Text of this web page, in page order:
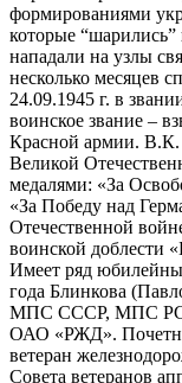
формированиями
которые
нападали на узлы
несколько месяцев
24.09.1945 г. в
воинское звание –
Красной армии. В.К.
Великой
медалями: «За
«За Победу над
Отечественной
воинской доблести
Имеет ряд
года Блинкова
МПС СССР, МПС
ОАО «РЖД».
ветеран
Совета ветеранов